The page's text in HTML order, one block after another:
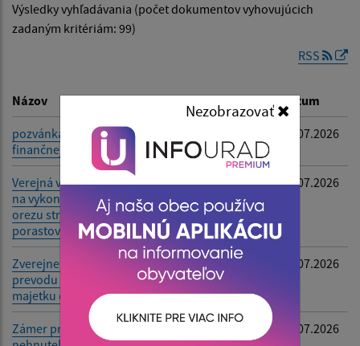
Nezobrazovať
Dátum zverejnenia od:
Reset
Výsledky vyhľadávania (počet dokumentov vyhovujúcich
zadaným kritériám: 99)
RSS
Názov Popis Dátum
pozvánka na zasadnutie
finančnej komisie
31.07.2026
Verejná vyhláška - Výzva
na vykonanie výrubu/
orezu stromov a iných
porastov VSD
- 09.07.2026
Zverejnenie zámeru
prevodu nehnuteľného
majetku obce
- 01.07.2026
Zámer prevodu
01.07.2026